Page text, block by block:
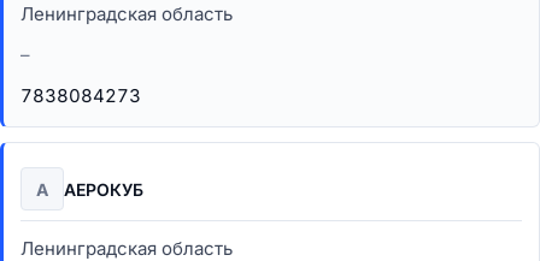
Ленинградская область
–
7838084273
А АЕРОКУБ
Ленинградская область